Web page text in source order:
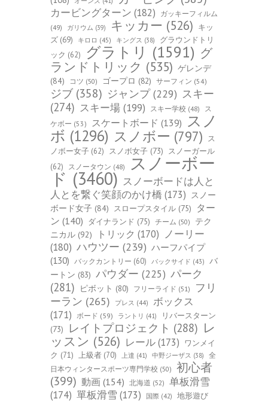
カービングターン (182)
ガッキーフィルム
(49)
ガリウム (39) キッカー (526) キッ
ズ (69) キロロ (45) キングス (38)
グラウンドトリ
ック (62) グラトリ (1591) グ
ランドトリック (535) ゲレンデ
(84)
コツ (50) ゴープロ (82) サーフィン (54)
ジブ (358) ジャンプ(229) スキー
(274) スキー場 (199) スキー学校 (48)
ス
ケボー (53) スケートボード (139) スノ
ボ (1296) スノボー (797)
ス
ノボー女子 (62) スノボ女子 (73)
スノーガール
(62)
スノータウン (48) スノーボー
ド (3460) スノーボードは人と
人とを繋ぐ笑顔のかけ橋 (173)
スノー
ボード女子 (84) スロープスタイル (75)
ター
ン (140) ダイナランド (75) チーム (50)
テク
ニカル (92) トリック (170) ノーリー
(180) ハウツー (239) ハーフパイプ
(130)
バックカントリー (60) バックサイド (43)
バ
ートン (83) パウダー (225) パーク
(281)
ピボット (80) フリーライド (51)
フリ
ーラン (265) プレス (44)
ボックス
(171)
ボード (59) ラントリ (41)
リバースターン
(73)
レイトプロジェクト (288) レ
ッスン (526) レール(173) ワンメイ
ク (71) 上級者 (70) 上達 (41) 中野ジーザス (38)
全
日本ウィンタースポーツ専門学校 (50) 初心者
(399) 動画 (154) 北海道 (52) 单板滑雪
(174) 單板滑雪 (173) 国際 (42) 地形遊び